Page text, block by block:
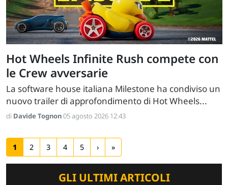
Hot Wheels Infinite Rush compete con
le Crew avversarie
La software house italiana Milestone ha condiviso un
nuovo trailer di approfondimento di Hot Wheels...
di Davide Tognon05 agosto 2026 12:43
1 2 3 4 5 › »
GLI ULTIMI ARTICOLI